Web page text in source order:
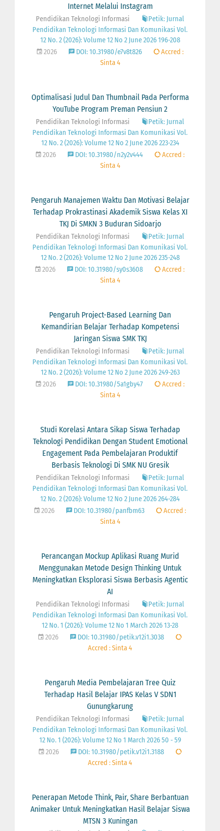
Internet Melalui Instagram
Pendidikan Teknologi Informasi
Petik: Jurnal
Pendidikan Teknologi Informasi Dan Komunikasi Vol.
12 No. 2 (2026): Volume 12 No 2 June 2026 196-208
2026
DOI: 10.31980/e7v8t826
Accred :
Sinta 4
Optimalisasi Judul Dan Thumbnail Pada Performa
YouTube Program Preman Pensiun 2
Pendidikan Teknologi Informasi
Petik: Jurnal
Pendidikan Teknologi Informasi Dan Komunikasi Vol.
12 No. 2 (2026): Volume 12 No 2 June 2026 223-234
2026
DOI: 10.31980/n2y2v444
Accred :
Sinta 4
Pengaruh Manajemen Waktu Dan Motivasi Belajar
Terhadap Prokrastinasi Akademik Siswa Kelas XI
TKJ Di SMKN 3 Buduran Sidoarjo
Pendidikan Teknologi Informasi
Petik: Jurnal
Pendidikan Teknologi Informasi Dan Komunikasi Vol.
12 No. 2 (2026): Volume 12 No 2 June 2026 235-248
2026
DOI: 10.31980/sy0s3608
Accred :
Sinta 4
Pengaruh Project-Based Learning Dan
Kemandirian Belajar Terhadap Kompetensi
Jaringan Siswa SMK TKJ
Pendidikan Teknologi Informasi
Petik: Jurnal
Pendidikan Teknologi Informasi Dan Komunikasi Vol.
12 No. 2 (2026): Volume 12 No 2 June 2026 249-263
2026
DOI: 10.31980/5a1gby47
Accred :
Sinta 4
Studi Korelasi Antara Sikap Siswa Terhadap
Teknologi Pendidikan Dengan Student Emotional
Engagement Pada Pembelajaran Produktif
Berbasis Teknologi Di SMK NU Gresik
Pendidikan Teknologi Informasi
Petik: Jurnal
Pendidikan Teknologi Informasi Dan Komunikasi Vol.
12 No. 2 (2026): Volume 12 No 2 June 2026 264-284
2026
DOI: 10.31980/panfbm63
Accred :
Sinta 4
Perancangan Mockup Aplikasi Ruang Murid
Menggunakan Metode Design Thinking Untuk
Meningkatkan Eksplorasi Siswa Berbasis Agentic
AI
Pendidikan Teknologi Informasi
Petik: Jurnal
Pendidikan Teknologi Informasi Dan Komunikasi Vol.
12 No. 1 (2026): Volume 12 No 1 March 2026 13-28
2026
DOI: 10.31980/petik.v12i1.3038
Accred : Sinta 4
Pengaruh Media Pembelajaran Tree Quiz
Terhadap Hasil Belajar IPAS Kelas V SDN1
Gunungkarung
Pendidikan Teknologi Informasi
Petik: Jurnal
Pendidikan Teknologi Informasi Dan Komunikasi Vol.
12 No. 1 (2026): Volume 12 No 1 March 2026 50 - 59
2026
DOI: 10.31980/petik.v12i1.3188
Accred : Sinta 4
Penerapan Metode Think, Pair, Share Berbantuan
Animaker Untuk Meningkatkan Hasil Belajar Siswa
MTSN 3 Kuningan